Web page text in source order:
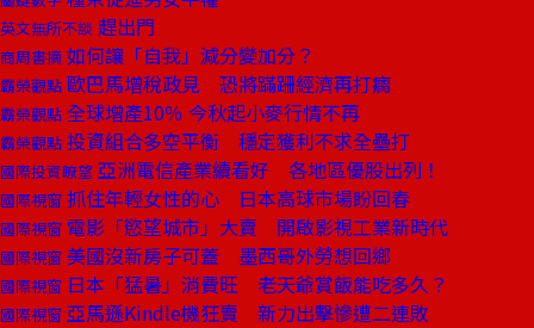
英文無所不談 趕出門
商周書摘 如何讓「自我」減分變加分？
霸榮觀點 歐巴馬增稅政見 恐將蹣跚經濟再打瘸
霸榮觀點 全球增產10％ 今秋起小麥行情不再
霸榮觀點 投資組合多空平衡 穩定獲利不求全壘打
國際投資瞭望 亞洲電信產業續看好 各地區優股出列！
國際視窗 抓住年輕女性的心 日本高球市場盼回春
國際視窗 電影「慾望城市」大賣 開啟影視工業新時代
國際視窗 美國沒新房子可蓋 墨西哥外勞想回鄉
國際視窗 日本「猛暑」消費旺 老天爺賞飯能吃多久？
國際視窗 亞馬遜Kindle機狂賣 新力出擊慘遭二連敗